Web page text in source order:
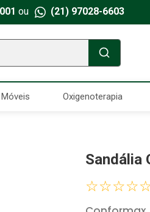
ou (21) 97028-6603
Móveis Oxigenoterapia
Sandália
☆☆☆☆